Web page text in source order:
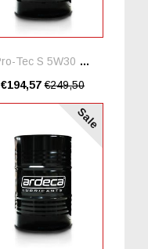
Pro-Tec S 5W30 *20 Liter
€194,57€249,50
Sale